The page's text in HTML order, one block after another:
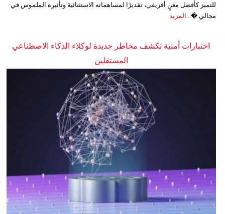
للتميز كأفضل مغنٍ أفريقي، تقديرًا لمساهماته الاستثنائية وتأثيره الملموس في
مجالي �... المزيد
اختبارات أمنية تكشف مخاطر جديدة لوكلاء الذكاء الاصطناعي
المستقلين